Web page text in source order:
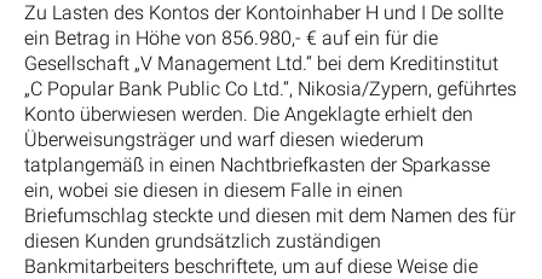
Zu Lasten des Kontos der Kontoinhaber H und I De sollte
ein Betrag in Höhe von 856.980,- € auf ein für die
Gesellschaft „V Management Ltd.“ bei dem Kreditinstitut
„C Popular Bank Public Co Ltd.“, Nikosia/Zypern, geführtes
Konto überwiesen werden. Die Angeklagte erhielt den
Überweisungsträger und warf diesen wiederum
tatplangemäß in einen Nachtbriefkasten der Sparkasse
ein, wobei sie diesen in diesem Falle in einen
Briefumschlag steckte und diesen mit dem Namen des für
diesen Kunden grundsätzlich zuständigen
Bankmitarbeiters beschriftete, um auf diese Weise die